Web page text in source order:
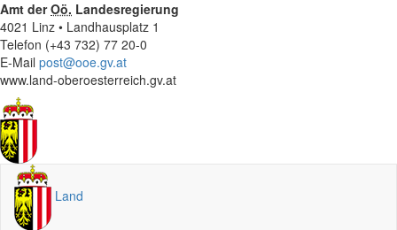
Amt derOö. Landesregierung
4021 Linz • Landhausplatz 1
Telefon (+43 732) 77 20-0
E-Mail post@ooe.gv.at
www.land-oberoesterreich.gv.at
Land